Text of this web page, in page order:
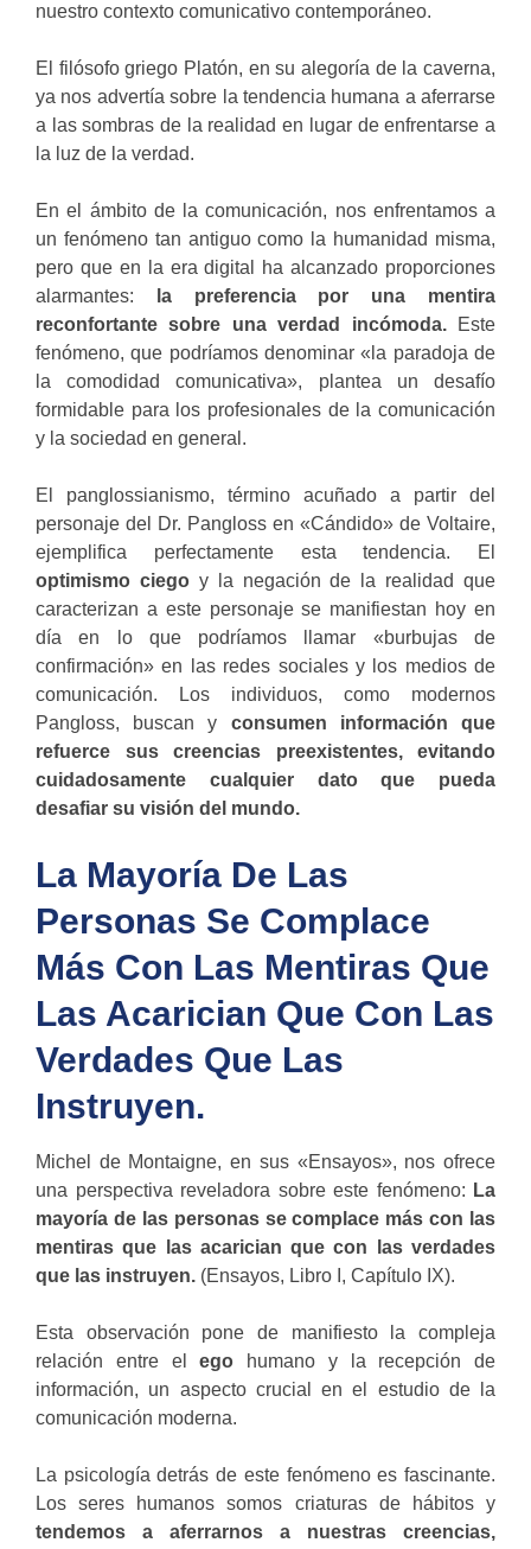
nuestro contexto comunicativo contemporáneo.
El filósofo griego Platón, en su alegoría de la caverna,
ya nos advertía sobre la tendencia humana a aferrarse
a las sombras de la realidad en lugar de enfrentarse a
la luz de la verdad.
En el ámbito de la comunicación, nos enfrentamos a
un fenómeno tan antiguo como la humanidad misma,
pero que en la era digital ha alcanzado proporciones
alarmantes:
la preferencia por una mentira
reconfortante sobre una verdad incómoda.Este
fenómeno, que podríamos denominar «la paradoja de
la comodidad comunicativa», plantea un desafío
formidable para los profesionales de la comunicación
y la sociedad en general.
El panglossianismo, término acuñado a partir del
personaje del Dr. Pangloss en «Cándido» de Voltaire,
ejemplifica perfectamente esta tendencia. El
optimismo ciegoy la negación de la realidad que
caracterizan a este personaje se manifiestan hoy en
día en lo que podríamos llamar «burbujas de
confirmación» en las redes sociales y los medios de
comunicación. Los individuos, como modernos
Pangloss, buscan y consumen información que
refuerce sus creencias preexistentes, evitando
cuidadosamente cualquier dato que pueda
desafiar su visión del mundo.
La Mayoría De Las
Personas Se Complace
Más Con Las Mentiras Que
Las Acarician Que Con Las
Verdades Que Las
Instruyen.
Michel de Montaigne, en sus «Ensayos», nos ofrece
una perspectiva reveladora sobre este fenómeno: La
mayoría de las personas se complace más con las
mentiras que las acarician que con las verdades
que las instruyen. (Ensayos, Libro I, Capítulo IX).
Esta observación pone de manifiesto la compleja
relación entre elego humano y la recepción de
información, un aspecto crucial en el estudio de la
comunicación moderna.
La psicología detrás de este fenómeno es fascinante.
Los seres humanos somos criaturas de hábitos y
tendemos a aferrarnos a nuestras creencias,